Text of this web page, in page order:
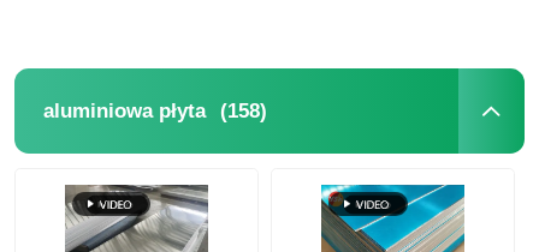
aluminiowa płyta (158)